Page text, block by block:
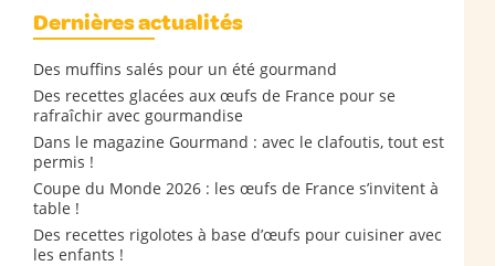
Dernières actualités
Des muffins salés pour un été gourmand
Des recettes glacées aux œufs de France pour se
rafraîchir avec gourmandise
Dans le magazine Gourmand : avec le clafoutis, tout est
permis !
Coupe du Monde 2026 : les œufs de France s’invitent à
table !
Des recettes rigolotes à base d’œufs pour cuisiner avec
les enfants !